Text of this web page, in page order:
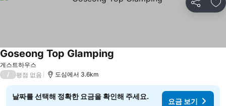
공유 즐
게스트하우스
Goseong Top Glamping
/ 평점 없음 도심에서 3.6km
날짜를 선택해 정확한 요금을 확인해 주세요.
요금 보기